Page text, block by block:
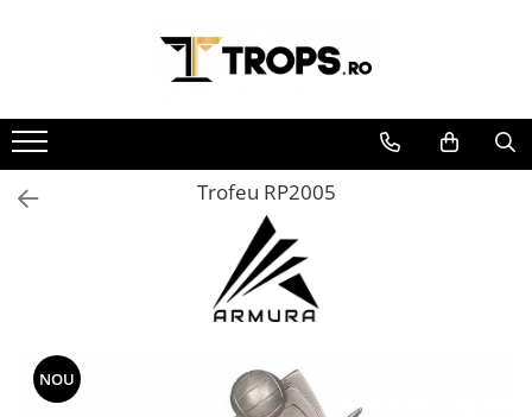
Sporturi
Arte Martiale
Atletism
Fotbal
Trofeu RP2005
NOU